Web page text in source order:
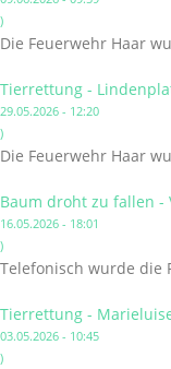
)
Die Feuerwehr Haar
Tierrettung -
29.05.2026 - 12:20
)
Die Feuerwehr Haar
Baum droht zu fallen -
16.05.2026 - 18:01
)
Telefonisch wurde die
Tierrettung -
03.05.2026 - 10:45
)